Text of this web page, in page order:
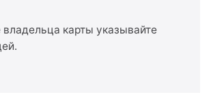
карты указывайте